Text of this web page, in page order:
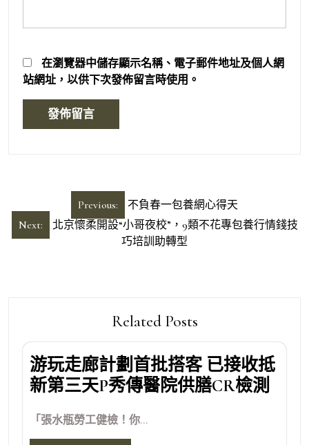
在瀏覽器中儲存顯示名稱、電子郵件地址及個人網
站網址，以供下次發佈留言時使用。
章
導
Previous:
不負春一包養網心得天
Next:
北京懷柔開設“小哥夜校”，9類不花專包養行情錢技
巧培訓助轉型
Related Posts
游玩走廊計劃首批搭客 已接收抵
新第三天P秀傳醫院供膳CR檢測
「張水瓶勞工健檢！你...